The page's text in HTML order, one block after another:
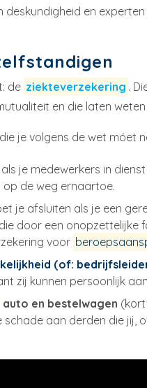
en
de ziekteverzekering .
en die laten
je volgens de wet móet
je medewerkers in
op de weg ernaartoe.
je afsluiten als je een
door een
voor
(of:
zij kunnen persoonlijk
auto en bestelwagen
aan derden die